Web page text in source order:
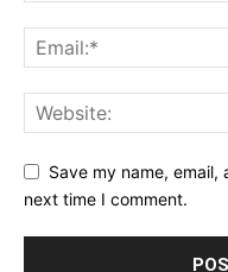
Save my name,
next time I comment.